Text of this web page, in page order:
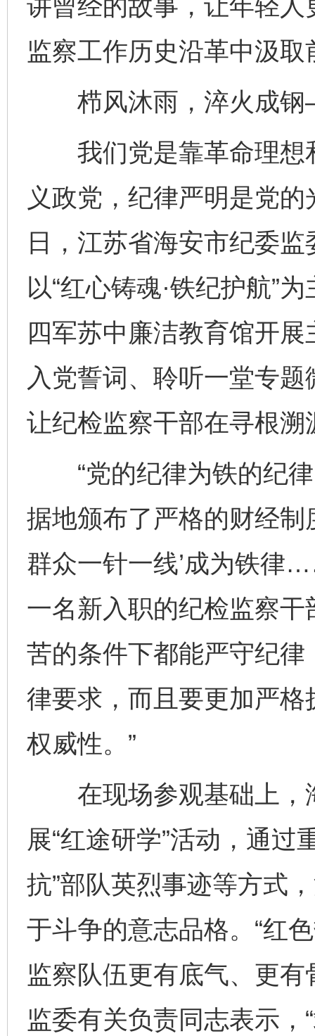
讲曾经的故事，让年轻
监察工作历史沿革中汲取
栉风沐雨，淬火成
我们党是靠革命理想
义政党，纪律严明是党
日，江苏省海安市纪委
以“红心铸魂·铁纪护航”
四军苏中廉洁教育馆开
入党誓词、聆听一堂专
让纪检监察干部在寻根
“党的纪律为铁的纪律
据地颁布了严格的财经制
群众一针一线’成为铁律
一名新入职的纪检监察干
苦的条件下都能严守纪
律要求，而且要更加严
权威性。”
在现场参观基础上，
展“红途研学”活动，通过
抗”部队英烈事迹等方式
于斗争的意志品格。“红
监察队伍更有底气、更
监委有关负责同志表示